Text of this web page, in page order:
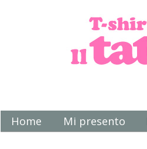
Main menu
Home Mi presento